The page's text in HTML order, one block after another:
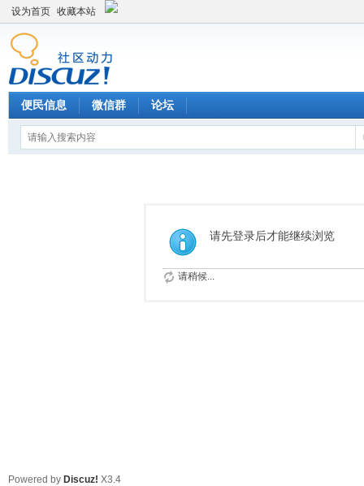
设为首页 收藏本站
便民信息 微信群 论坛
请先登录后才能继续浏览
请稍候...
Powered by Discuz! X3.4